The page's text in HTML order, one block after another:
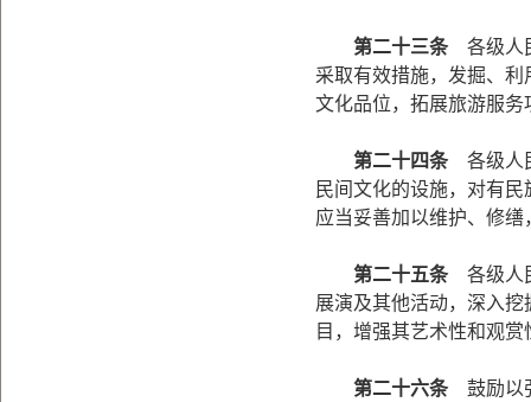
第二十三条各级人
采取有效措施，发掘、
文化品位，拓展旅游服
第二十四条各级人
民间文化的设施，对有
应当妥善加以维护、修
第二十五条各级人
展演及其他活动，深入
目，增强其艺术性和观赏
第二十六条鼓励以